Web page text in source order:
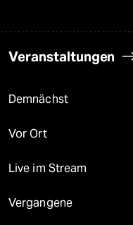
Veranstaltungen
Demnächst
Vor Ort
Live im Stream
Vergangene